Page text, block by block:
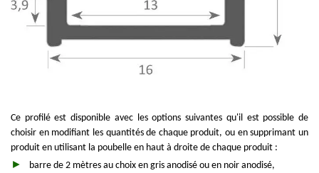
Ce profilé est disponible avec les options suivantes qu'il est possible de
choisir en modifiant les quantités de chaque produit, ou en supprimant un
produit en utilisant la poubelle en haut à droite de chaque produit :
barre de 2 mètres au choix en gris anodisé ou en noir anodisé,